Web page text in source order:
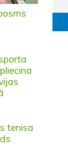
tenisa